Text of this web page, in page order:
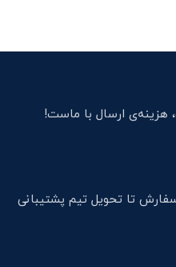
هزینه‌ی ارسال با ماست!
تا تحویل تیم پشتیبانی